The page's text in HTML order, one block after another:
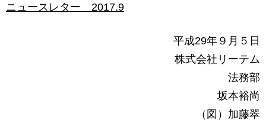
ニュースレター 2017.9
平成29年９月５日
株式会社リーテム
法務部
坂本裕尚
（図）加藤翠